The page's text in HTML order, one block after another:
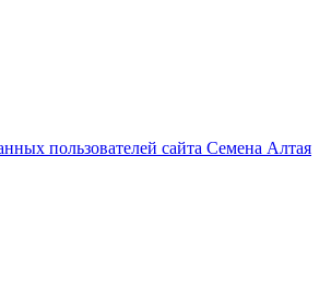
пользователей сайта Семена Алтая